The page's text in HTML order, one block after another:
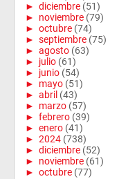
► diciembre (51)
► noviembre (79)
► octubre (74)
► septiembre (75)
► agosto (63)
► julio (61)
► junio (54)
► mayo (51)
► abril (43)
► marzo (57)
► febrero (39)
► enero (41)
► 2024 (738)
► diciembre (52)
► noviembre (61)
► octubre (77)